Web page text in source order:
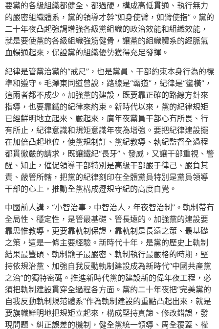
要黨的各級組織都健全、都過硬，構成高低貫通、執行無力
的嚴密組織體系，黨的領導才幹“如身使臂，如臂使指”。黨的
二十年夜凸起強調增強各級黨組織的政治效能和組織效能，
就是要使黨的各級組織強筋健骨，讓黨的組織體系的經脈氣
血暢通起來，保證黨的組織優勢獲得充足發揮。
紀律是管黨治黨的“戒尺”，也是黨員、干部約束本身行為的標
準和遵守。毛澤東同道曾說，路線是“霸道”，紀律是“蠻橫”，
這兩者都不成少。加強黨的建設，既要靠正確的路線方針來
指導，也要靠鐵的紀律來約束。新時代以來，黨的紀律規矩
已經鮮明地立起來、嚴起來，廣年夜黨員干部心有所畏、行
有所止，紀律意識和規矩意識年夜為增強。要把紀律建設擺
在加倍凸起地位，使黨規制訂、黨紀教導、執紀監督全過程
都貫徹嚴的請求，既讓鐵紀“長牙”、發威，又讓干部重視、警
醒、知止，催促領導干部特別是高級干部嚴于律己、嚴負其
責、嚴管所轄，把黨的紀律刻印在全體黨員特別是黨員領導
干部的心上，推動全黨構成遵規守紀的高度自覺。
中國前人講，“小智治事，中智治人，年夜智治制”。軌制帶有
全局性、穩定性，是管最基礎、管長遠的。加強黨的建設要
靠思惟教導，更要靠軌制保證，靠軌制是長遠之策、最基礎
之策，這是一條主要經驗。新時代十年，是黨的歷史上軌制
結果最豐碩、軌制籠子最嚴密、軌制執行最嚴格的時期，堅
持依規治黨、加強自我反動軌制建設成為新時代“中國共產黨
之治”的獨特密碼。推進新時代黨的建設新的偉年夜工程，必
須把軌制建設貫穿全過程各方面。黨的二十年夜把“完美黨的
自我反動軌制規范體系”作為軌制建設的重點凸起出來，就是
要旗幟鮮明地把規矩立起來，構成堅持真諦、修改錯誤，發
現問題、糾正誤差的機制，健全黨統一領導、周全覆蓋、權